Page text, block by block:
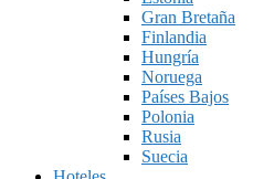
Gran Bretaña
Finlandia
Hungría
Noruega
Países Bajos
Polonia
Rusia
Suecia